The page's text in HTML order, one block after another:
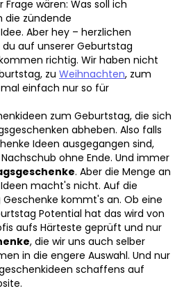
wären: Was soll ich
die zündende
Aber hey – herzlichen
auf unserer Geburtstag
richtig. Wir haben nicht
zu Weihnachten, zum
einfach nur so für
zum Geburtstag, die sich
abheben. Also falls
Ideen ausgegangen sind,
ohne Ende. Und immer
. Aber die Menge an
macht's nicht. Auf die
kommt's an. Ob eine
Potential hat das wird von
aufs Härteste geprüft und nur
, die wir uns auch selber
in die engere Auswahl. Und nur
schaffens auf